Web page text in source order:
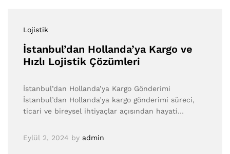
Lojistik
İstanbul’dan Hollanda’ya Kargo ve
Hızlı Lojistik Çözümleri
İstanbul’dan Hollanda’ya Kargo Gönderimi
İstanbul’dan Hollanda’ya kargo gönderimi süreci,
ticari ve bireysel ihtiyaçlar açısından hayati…
Eylül 2, 2024 by admin